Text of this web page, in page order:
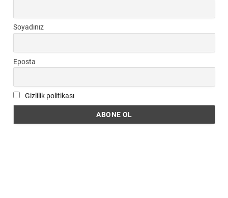
Soyadınız
Eposta
Gizlilik politikası